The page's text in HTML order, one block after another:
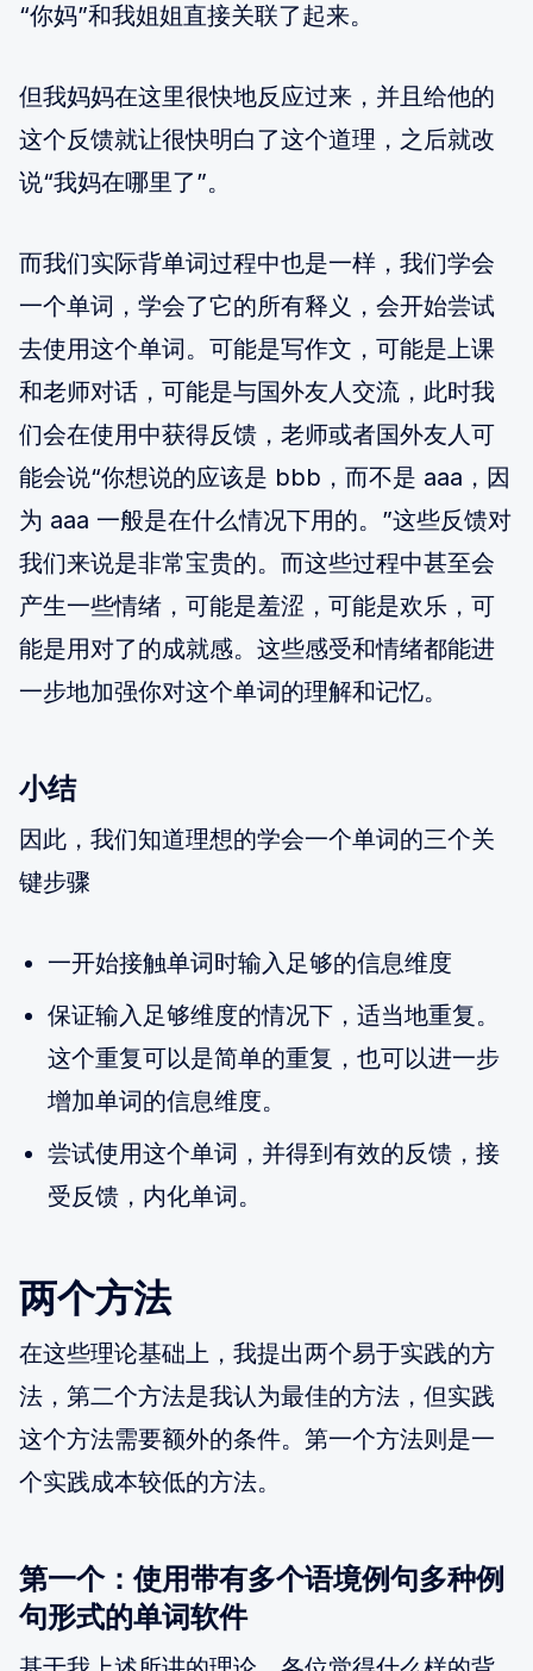
“你妈”和我姐姐直接关联了起来。
但我妈妈在这里很快地反应过来，并且给他的
这个反馈就让很快明白了这个道理，之后就改
说“我妈在哪里了”。
而我们实际背单词过程中也是一样，我们学会
一个单词，学会了它的所有释义，会开始尝试
去使用这个单词。可能是写作文，可能是上课
和老师对话，可能是与国外友人交流，此时我
们会在使用中获得反馈，老师或者国外友人可
能会说“你想说的应该是 bbb，而不是 aaa，因
为 aaa 一般是在什么情况下用的。”这些反馈对
我们来说是非常宝贵的。而这些过程中甚至会
产生一些情绪，可能是羞涩，可能是欢乐，可
能是用对了的成就感。这些感受和情绪都能进
一步地加强你对这个单词的理解和记忆。
小结
因此，我们知道理想的学会一个单词的三个关
键步骤
一开始接触单词时输入足够的信息维度
保证输入足够维度的情况下，适当地重复。
这个重复可以是简单的重复，也可以进一步
增加单词的信息维度。
尝试使用这个单词，并得到有效的反馈，接
受反馈，内化单词。
两个方法
在这些理论基础上，我提出两个易于实践的方
法，第二个方法是我认为最佳的方法，但实践
这个方法需要额外的条件。第一个方法则是一
个实践成本较低的方法。
第一个：使用带有多个语境例句多种例
句形式的单词软件